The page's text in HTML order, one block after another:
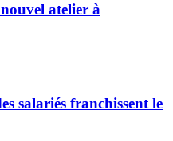
atelier à
salariés franchissent le